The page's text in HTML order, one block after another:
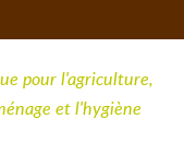
pour l'agriculture,
et l'hygiène